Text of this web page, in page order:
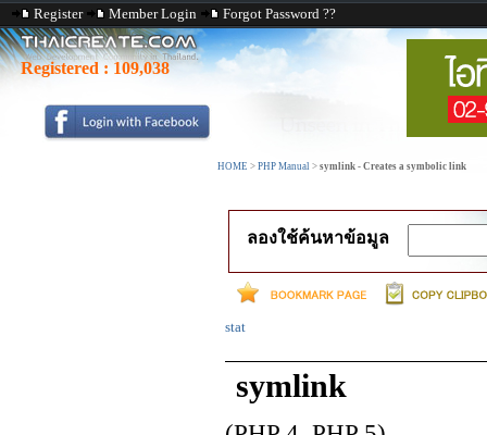
Register Member Login Forgot Password ??
Registered : 109,038
HOME > PHP Manual > symlink - Creates a symbolic link
ลองใช้ค้นหาข้อมูล
stat
symlink